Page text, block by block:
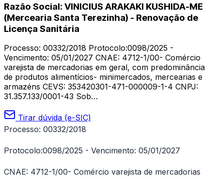
Razão Social: VINICIUS ARAKAKI KUSHIDA-ME
(Mercearia Santa Terezinha) - Renovação de
Licença Sanitária
Processo: 00332/2018 Protocolo:0098/2025 -
Vencimento: 05/01/2027 CNAE: 4712-1/00- Comércio
varejista de mercadorias em geral, com predominância
de produtos alimentícios- minimercados, mercearias e
armazéns CEVS: 353420301-471-000009-1-4 CNPJ:
31.357.133/0001-43 Sob…
Tirar dúvida (e-SIC)
Processo: 00332/2018
Protocolo:0098/2025 - Vencimento: 05/01/2027
CNAE: 4712-1/00- Comércio varejista de mercadorias